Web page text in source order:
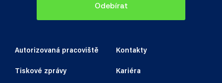
Autorizovaná pracoviště Kontakty
Tiskové zprávy Kariéra
Odebírat